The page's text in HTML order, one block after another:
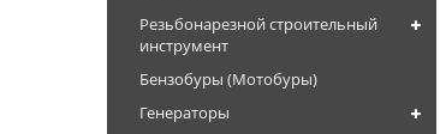
КЕДР
Ресанта
Сварог
Резьбонарезной строительный
инструмент
Бензобуры (Мотобуры)
Генераторы